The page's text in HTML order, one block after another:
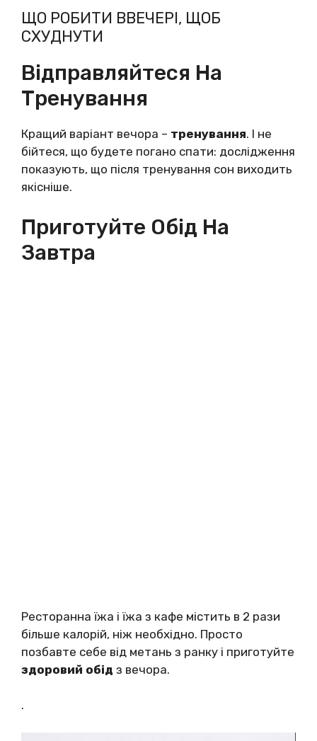
ЩО РОБИТИ ВВЕЧЕРІ, ЩОБ
СХУДНУТИ
Відправляйтеся На
Тренування
Кращий варіант вечора – тренування. І не
бійтеся, що будете погано спати: дослідження
показують, що після тренування сон виходить
якісніше.
Приготуйте Обід На
Завтра
Ресторанна їжа і їжа з кафе містить в 2 рази
більше калорій, ніж необхідно. Просто
позбавте себе від метань з ранку і приготуйте
здоровий обід з вечора.
.